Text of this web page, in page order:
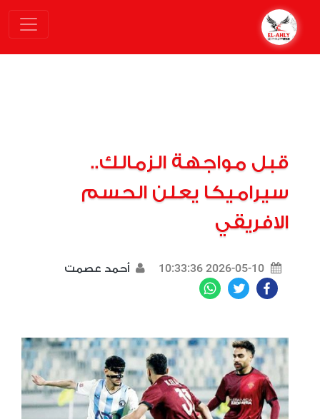
قبل مواجهة الزمالك..
سيراميكا يعلن الحسم
الافريقي
2026-05-10 10:33:36 أحمد عصمت
Facebook
Twitter